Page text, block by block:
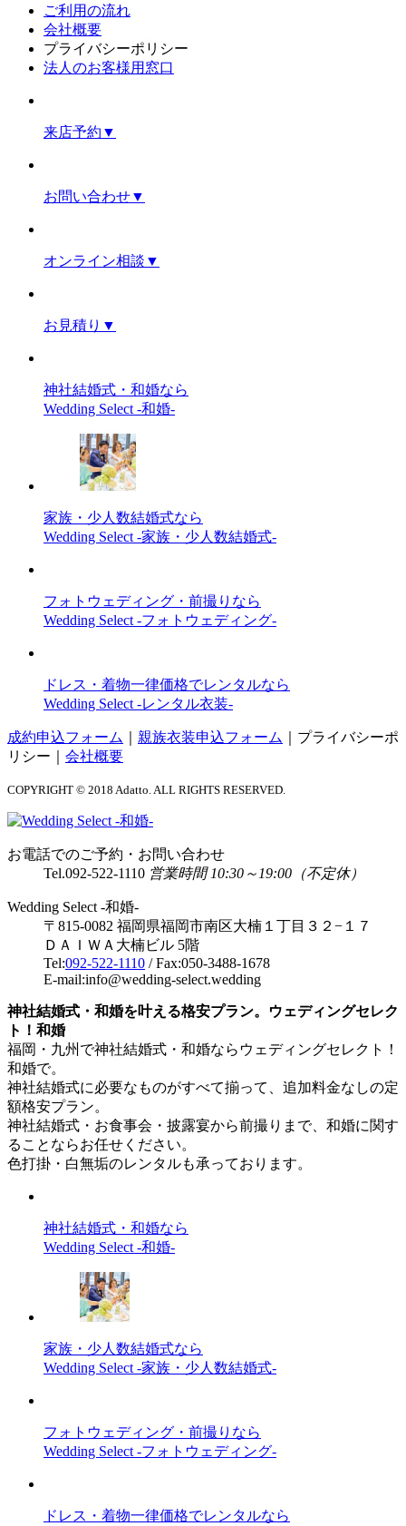
ご利用の流れ
会社概要
プライバシーポリシー
法人のお客様用窓口
来店予約 ▼
お問い合わせ▼
オンライン相談 ▼
お見積り ▼
神社結婚式・和婚なら
Wedding Select -和婚-
家族・少人数結婚式なら
Wedding Select -家族・少人数結婚式-
フォトウェディング・前撮りなら
Wedding Select -フォトウェディング-
ドレス・着物一律価格でレンタルなら
Wedding Select -レンタル衣装-
成約申込フォーム 親族衣装申込フォーム
プライバシーポ
リシー
会社概要
COPYRIGHT © 2018 Adatto. ALL RIGHTS RESERVED.
お電話でのご予約・お問い合わせ
Tel.092-522-1110 営業時間 10:30～19:00（不定休）
Wedding Select -和婚-
〒815-0082 福岡県福岡市南区大楠１丁目３２−１７
ＤＡＩＷＡ大楠ビル 5階
Tel:092-522-1110 / Fax:050-3488-1678
E-mail:info@wedding-select.wedding
神社結婚式・和婚を叶える格安プラン。ウェディングセレク
ト！和婚
福岡・九州で神社結婚式・和婚ならウェディングセレクト！
和婚で。
神社結婚式に必要なものがすべて揃って、追加料金なしの定
額格安プラン。
神社結婚式・お食事会・披露宴から前撮りまで、和婚に関す
ることならお任せください。
色打掛・白無垢のレンタルも承っております。
神社結婚式・和婚なら
Wedding Select -和婚-
家族・少人数結婚式なら
Wedding Select -家族・少人数結婚式-
フォトウェディング・前撮りなら
Wedding Select -フォトウェディング-
ドレス・着物一律価格でレンタルなら